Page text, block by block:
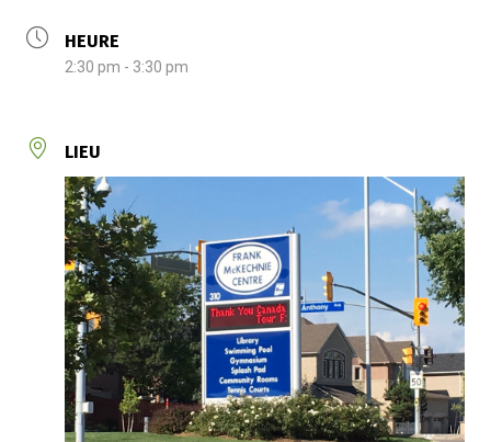
HEURE
2:30 pm - 3:30 pm
LIEU